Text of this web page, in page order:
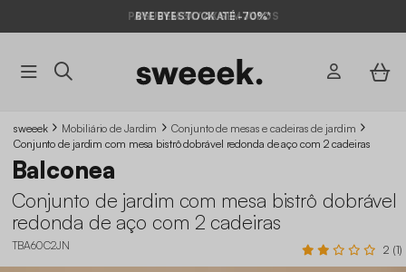
BYE BYE STOCK ATÉ -70%*
sweeek Mobiliário de Jardim
Conjunto de mesas e cadeiras de jardim
Conjunto de jardim com mesa bistrô dobrável redonda de aço com 2 cadeiras
Balconea
Conjunto de jardim com mesa bistrô dobrável
redonda de aço com 2 cadeiras
TBA60C2JN 2 (1)